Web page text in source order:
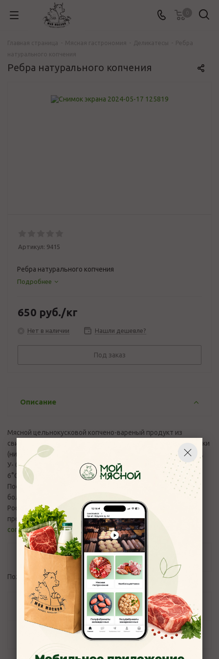
Ребра натурального копчения
Артикул: 9415
Ребра натурального копчения
Подробнее
650 руб./кг
Нет в наличии Нашли дешевле?
Под заказ
Описание
Мясной цельнокусковой копчено-вареный продукт из
свининыСостав:Ребра свиные, соль, специи, фиксатор окраски
(нитрит натрия).Пищевая ценность на 100 г: Б- 9.0 г,Ж- 33.0 г,
У- 0 г, 343,8ккал/1407кДж.Хранить при температуре от 0 до
6°С, Срок годности 20 суток.Упакованные под вакуумом.
После нарушения целостности упаковкисрок годности не
более 96часов в пределах общего срока годности.
Россия,Ярославль.Вопросы и претензии по качеству
продукции принимаются по эл.адресу:
control_moymyasnoy76@mail.ruи телефону +7(4852) 700-110
Отзывы
Пожалуйста,авторизуйтесь, чтобы оставить отзыв.
Задать вопрос